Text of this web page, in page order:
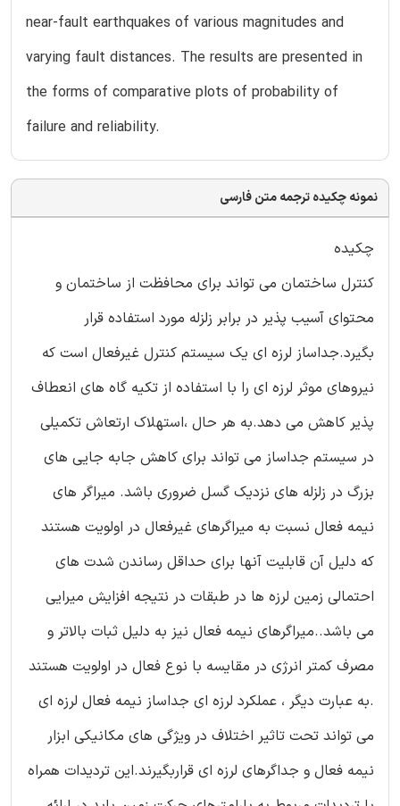
near-fault earthquakes of various magnitudes and
varying fault distances. The results are presented in
the forms of comparative plots of probability of
failure and reliability.
نمونه چکیده ترجمه متن فارسی
چکیده
کنترل ساختمان می تواند برای محافظت از ساختمان و
محتوای آسیب پذیر در برابر زلزله مورد استفاده قرار
بگیرد.جداساز لرزه ای یک سیستم کنترل غیرفعال است که
نیروهای موثر لرزه ای را با استفاده از تکیه گاه های انعطاف
پذیر کاهش می دهد.به هر حال ،استهلاک ارتعاش تکمیلی
در سیستم جداساز می تواند برای کاهش جابه جایی های
بزرگ در زلزله های نزدیک گسل ضروری باشد. میراگر های
نیمه فعال نسبت به میراگرهای غیرفعال در اولویت هستند
که دلیل آن قابلیت آنها برای حداقل رساندن شدت های
احتمالی زمین لرزه ها در طبقات در نتیجه افزایش میرایی
می باشد..میراگرهای نیمه فعال نیز به دلیل ثبات بالاتر و
مصرف کمتر انرژی در مقایسه با نوع فعال در اولویت هستند
.به عبارت دیگر ، عملکرد لرزه ای جداساز نیمه فعال لرزه ای
می تواند تحت تاثیر اختلاف در ویژگی های مکانیکی ابزار
نیمه فعال و جداگرهای لرزه ای قراربگیرند.این تردیدات همراه